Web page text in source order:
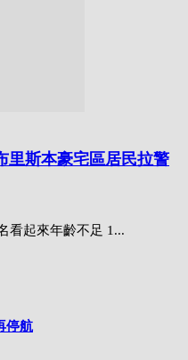
里斯本豪宅區居民拉警
看起來年齡不足 1...
停航